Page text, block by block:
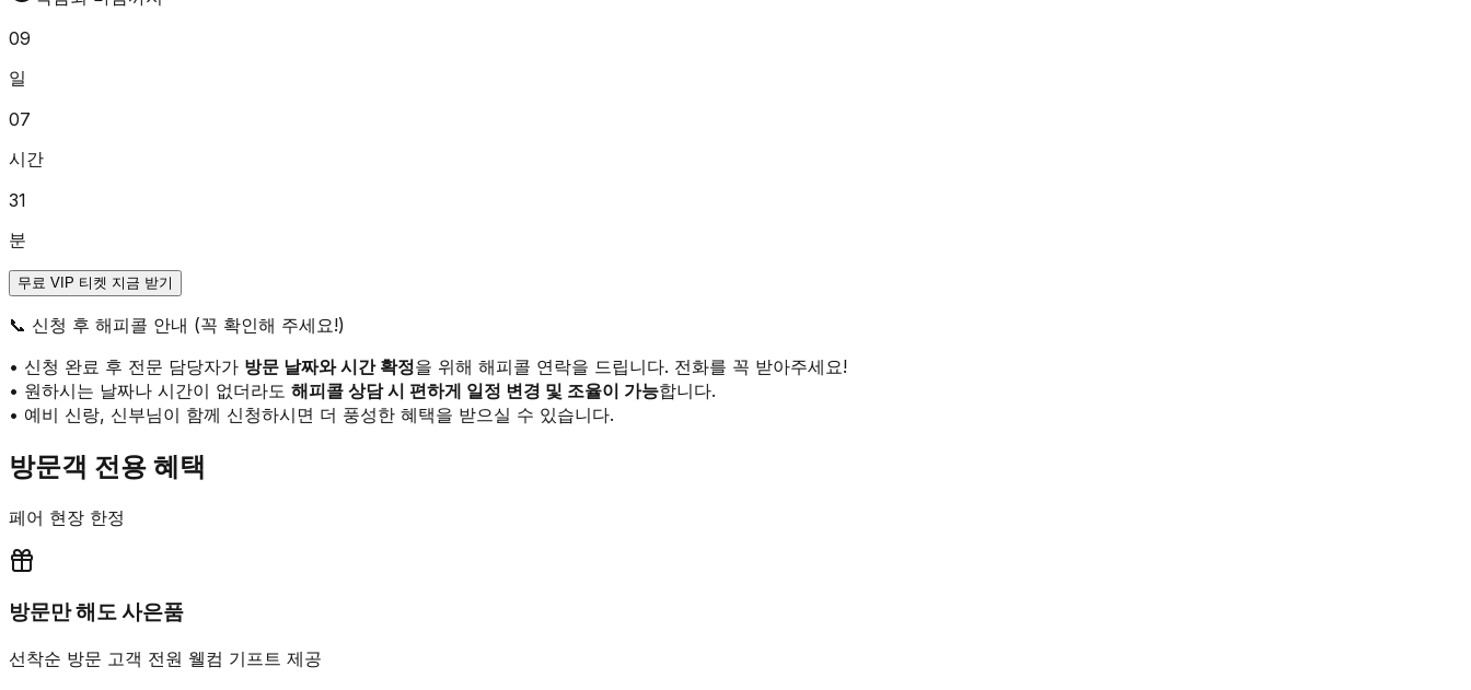
09
일
07
시간
31
분
무료 VIP 티켓 지금 받기
📞 신청 후 해피콜 안내 (꼭 확인해 주세요!)
• 신청 완료 후 전문 담당자가 방문 날짜와 시간 확정을 위해 해피콜 연락을 드립니다. 전화를 꼭 받아주세요!
• 원하시는 날짜나 시간이 없더라도 해피콜 상담 시 편하게 일정 변경 및 조율이 가능합니다.
• 예비 신랑, 신부님이 함께 신청하시면 더 풍성한 혜택을 받으실 수 있습니다.
방문객 전용 혜택
페어 현장 한정
방문만 해도 사은품
선착순 방문 고객 전원 웰컴 기프트 제공